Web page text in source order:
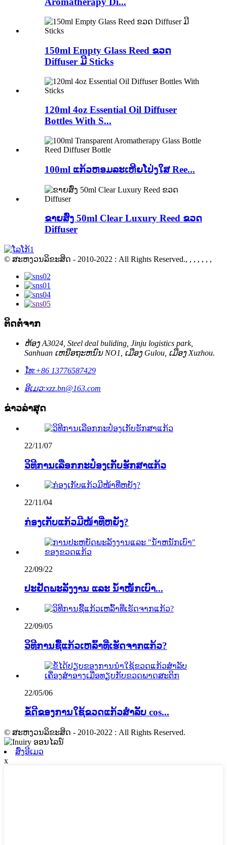
150ml Empty Glass Reed ຂວດ
Diffuser ມີ Sticks
120ml 4oz Essential Oil Diffuser
Bottles With S...
100ml ແກ້ວຫອມລະເຫີຍໂປ່ງໃສ Ree...
ຂາຍສົ່ງ 50ml Clear Luxury Reed ຂວດ
Diffuser
© ສະຫງວນລິຂະສິດ - 2010-2022 : All Rights Reserved., , , , , , ,
ຕິດຕໍ່ຈາກ
ຫ້ອງ A3024, Steel deal buliding, Jinju logistics park,
Sanhuan ເຫນືອຖະຫນົນ NO1, ເມືອງ Gulou, ເມືອງ Xuzhou.
ໂທ:+86 13776587429
ອີເມວ:xzz.bn@163.com
ຂ່າວ​ລ່າ​ສຸດ
22/11/07
ວິທີການເລືອກກະປ໋ອງເກັບຮັກສາແກ້ວ
22/11/04
ກ່ອງ​ເກັບ​ແກ້ວ​ມີ​ໜ້າ​ທີ່​ຫຍັງ?
22/09/22
ປະຢັດພະລັງງານ ແລະ ນ້ຳໜັກເບົາ...
22/09/05
ວິທີການຊື້ແກ້ວເຫລົ້າທີ່ເຮັດຈາກແກ້ວ?
22/05/06
ຂໍ້ດີຂອງການໃຊ້ຂວດແກ້ວສຳລັບ cos...
© ສະຫງວນລິຂະສິດ - 2010-2022 : All Rights Reserved.
ສົ່ງອີເມວ
x